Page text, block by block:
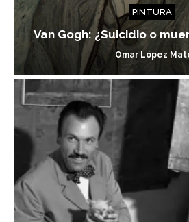
PINTURA
Van Gogh: ¿Suicidio o
Omar López